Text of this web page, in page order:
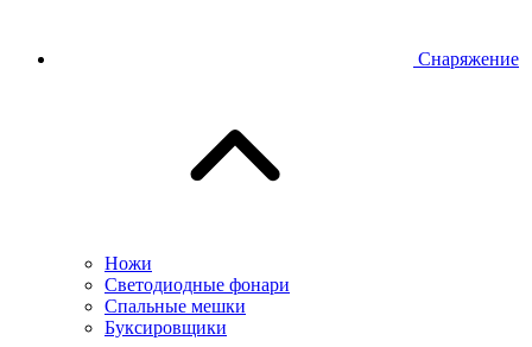
Снаряжение
Ножи
Светодиодные фонари
Спальные мешки
Буксировщики